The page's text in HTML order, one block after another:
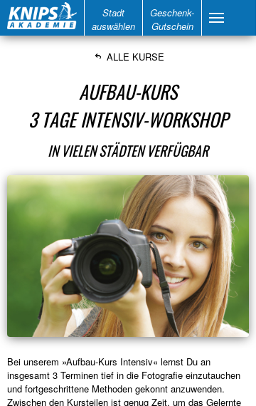
Stadt
auswählen
Geschenk-
Gutschein
ALLE KURSE
AUFBAU-KURS
3 TAGE INTENSIV-WORKSHOP
IN VIELEN STÄDTEN VERFÜGBAR
Bei unserem »Aufbau-Kurs Intensiv« lernst Du an
insgesamt 3 Terminen tief in die Fotografie einzutauchen
und fortgeschrittene Methoden gekonnt anzuwenden.
Zwischen den Kursteilen ist genug Zeit, um das Gelernte